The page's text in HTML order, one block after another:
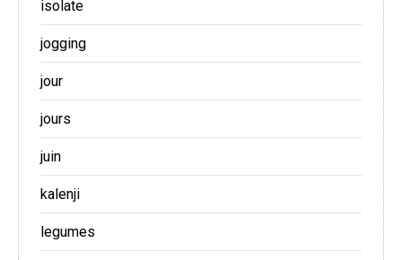
isolate
jogging
jour
jours
juin
kalenji
legumes